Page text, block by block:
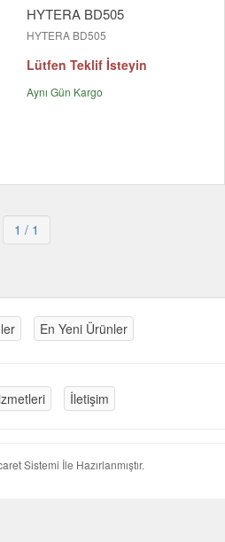
HYTERA BD505
HYTERA BD505
Lütfen Teklif İsteyin
Aynı Gün Kargo
1 / 1
En Yeni Ürünler
İletişim
Sistemi İle Hazırlanmıştır.